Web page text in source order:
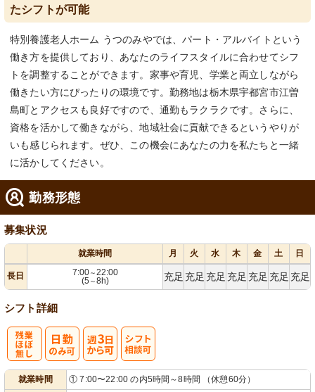
たシフトが可能
特別養護老人ホーム うつのみやでは、パート・アルバイトという
働き方を提供しており、あなたのライフスタイルに合わせてシフ
トを調整することができます。家事や育児、学業と両立しながら
働きたい方にぴったりの環境です。勤務地は栃木県宇都宮市江曽
島町とアクセスも良好ですので、通勤もラクラクです。さらに、
資格を活かして働きながら、地域社会に貢献できるというやりが
いも感じられます。ぜひ、この機会にあなたの力を私たちと一緒
に活かしてください。
勤務形態
募集状況
就業時間 月 火 水 木 金 土 日
長日 7:00～22:00
(5 ～8h) 充足 充足 充足 充足 充足 充足 充足
シフト詳細
就業時間 ① 7:00〜22:00 の内5時間～8時間 （休憩60分）